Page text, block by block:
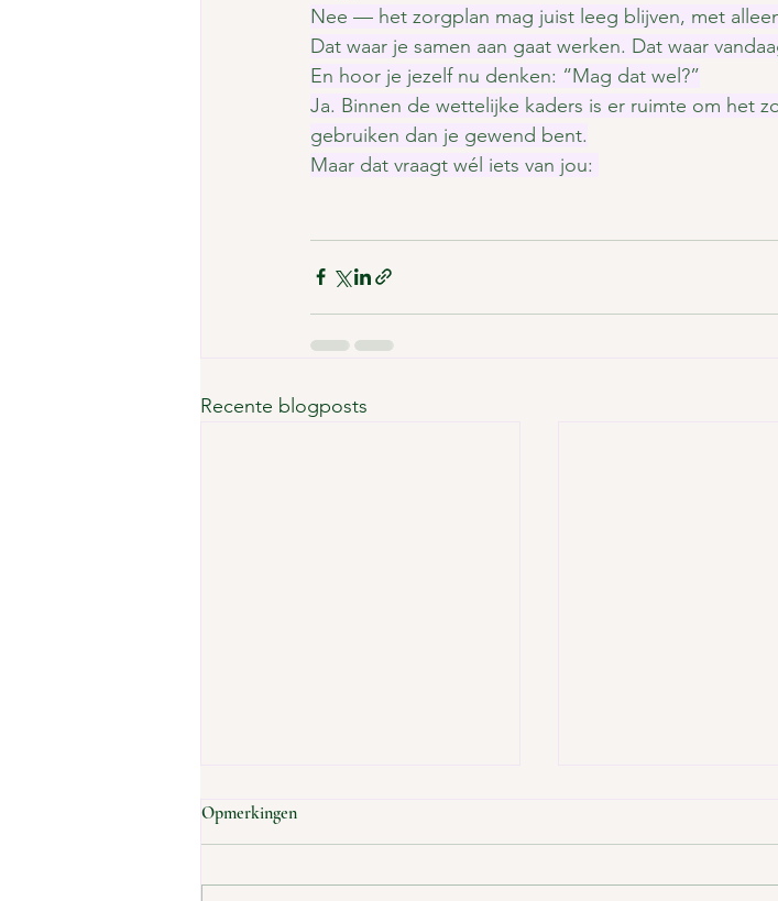
Nee — het zorgplan mag juist leeg blijven, met
Dat waar je samen aan gaat werken. Dat waar
En hoor je jezelf nu denken: “Mag dat wel?”
Ja. Binnen de wettelijke kaders is er ruimte om het
gebruiken dan je gewend bent.
Maar dat vraagt wél iets van jou:
Recente blogposts
Opmerkingen